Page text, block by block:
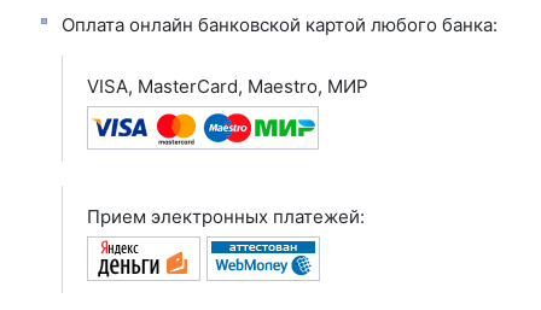
Оплата онлайн банковской картой любого банка:
VISA, MasterCard, Maestro, МИР
Прием электронных платежей: